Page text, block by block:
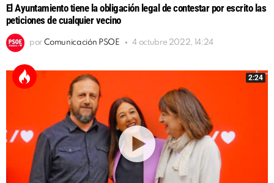
El Ayuntamiento tiene la obligación legal de contestar por escrito las
peticiones de cualquier vecino
por Comunicación PSOE 4 octubre 2022, 14:24
2:24